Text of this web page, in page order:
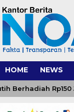
HOME NEWS
Rp150